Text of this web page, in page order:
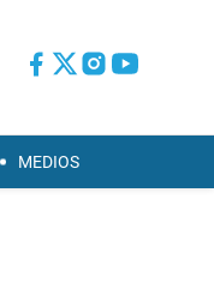
MEDIOS